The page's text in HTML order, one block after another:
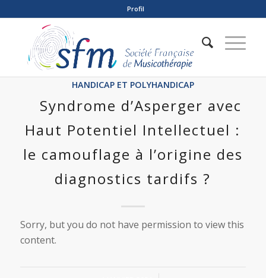
Profil
HANDICAP ET POLYHANDICAP
Syndrome d’Asperger avec
Haut Potentiel Intellectuel :
le camouflage à l’origine des
diagnostics tardifs ?
Sorry, but you do not have permission to view this
content.